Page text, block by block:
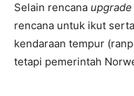
Selain rencana upgrade
rencana untuk ikut
kendaraan tempur
tetapi pemerintah